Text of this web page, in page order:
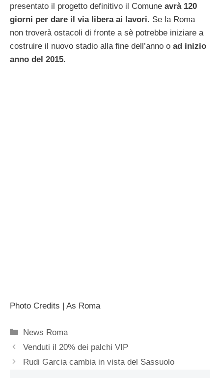
presentato il progetto definitivo il Comune avrà 120
giorni per dare il via libera ai lavori. Se la Roma
non troverà ostacoli di fronte a sè potrebbe iniziare a
costruire il nuovo stadio alla fine dell’anno o ad inizio
anno del 2015.
Photo Credits | As Roma
Categorie
News Roma
Venduti il 20% dei palchi VIP
Rudi Garcia cambia in vista del Sassuolo